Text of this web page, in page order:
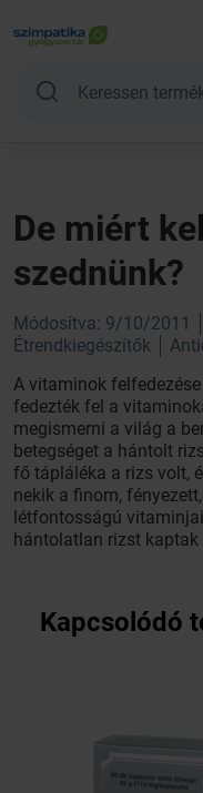
De miért
szednünk?
Módosítva: 9/10/2011
Étrendkiegészítők
A vitaminok
fedezték fel a
megismerni a világ a
betegséget a hántolt
fő tápláléka a rizs volt,
nekik a finom,
létfontosságú
hántolatlan rizst kaptak
Kapcsolódó